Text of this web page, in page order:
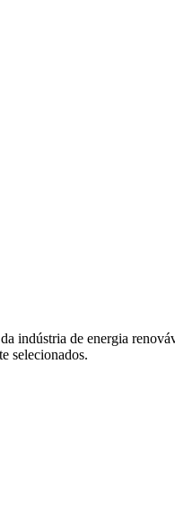
indústria de energia
selecionados.